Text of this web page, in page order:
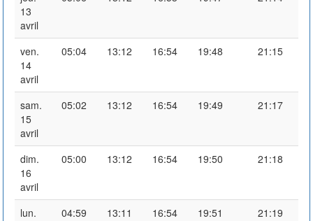
13
avril
ven.
14
avril
05:04 13:12 16:54 19:48 21:15
sam.
15
avril
05:02 13:12 16:54 19:49 21:17
dim.
16
avril
05:00 13:12 16:54 19:50 21:18
lun.
04:59 13:11 16:54 19:51 21:19